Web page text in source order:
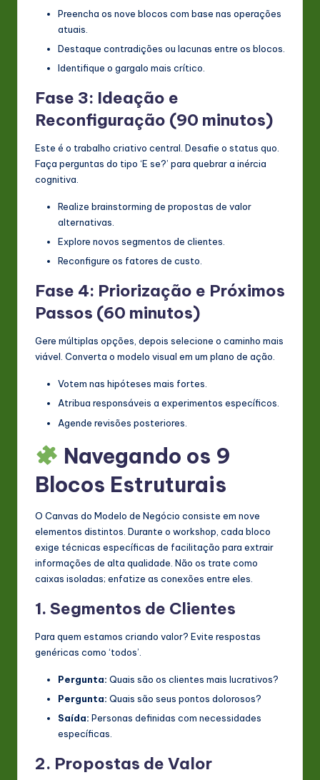
Preencha os nove blocos com base nas operações
atuais.
Destaque contradições ou lacunas entre os blocos.
Identifique o gargalo mais crítico.
Fase 3: Ideação e
Reconfiguração (90 minutos)
Este é o trabalho criativo central. Desafie o status quo.
Faça perguntas do tipo ‘E se?’ para quebrar a inércia
cognitiva.
Realize brainstorming de propostas de valor
alternativas.
Explore novos segmentos de clientes.
Reconfigure os fatores de custo.
Fase 4: Priorização e Próximos
Passos (60 minutos)
Gere múltiplas opções, depois selecione o caminho mais
viável. Converta o modelo visual em um plano de ação.
Votem nas hipóteses mais fortes.
Atribua responsáveis a experimentos específicos.
Agende revisões posteriores.
Navegando os 9
Blocos Estruturais
O Canvas do Modelo de Negócio consiste em nove
elementos distintos. Durante o workshop, cada bloco
exige técnicas específicas de facilitação para extrair
informações de alta qualidade. Não os trate como
caixas isoladas; enfatize as conexões entre eles.
1. Segmentos de Clientes
Para quem estamos criando valor? Evite respostas
genéricas como ‘todos’.
Pergunta: Quais são os clientes mais lucrativos?
Pergunta: Quais são seus pontos dolorosos?
Saída: Personas definidas com necessidades
específicas.
2. Propostas de Valor